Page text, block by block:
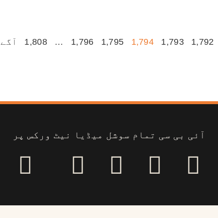
1,792
1,793
1,794
1,795
1,796
…
1,808
آئی بی سی تمام سوشل میڈیا نیٹ ورکس پر